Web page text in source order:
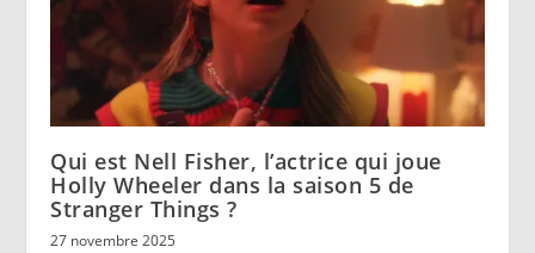
Qui est Nell Fisher, l’actrice qui joue
Holly Wheeler dans la saison 5 de
Stranger Things ?
27 novembre 2025